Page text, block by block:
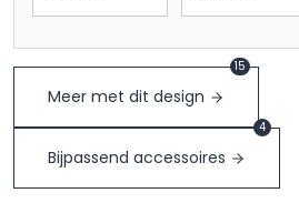
Meer met dit design
15
Bijpassend accessoires
4